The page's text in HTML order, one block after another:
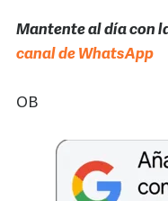
Mantente al día con
canal de WhatsApp
OB